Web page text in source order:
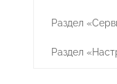
Раздел
Раздел